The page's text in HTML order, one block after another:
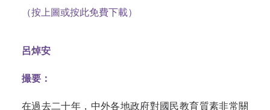
（按上圖或按此免費下載）
呂焯安
撮要：
在過去二十年，中外各地政府對國民教育質素非常關